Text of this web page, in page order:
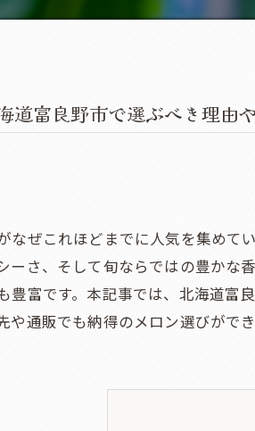
道富良野市で選ぶべき理由
なぜこれほどまでに人気を集めて
ーさ、そして旬ならではの豊かな
豊富です。本記事では、北海道
や通販でも納得のメロン選びがで